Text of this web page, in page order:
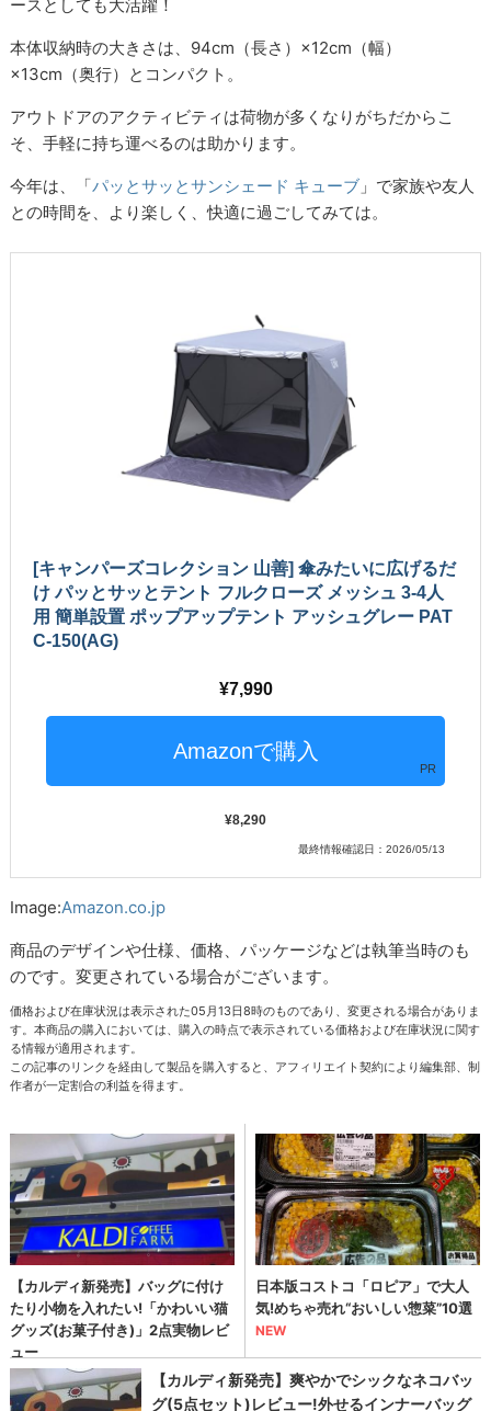
ースとしても大活躍！
本体収納時の大きさは、94cm（長さ）×12cm（幅）
×13cm（奥行）とコンパクト。
アウトドアのアクティビティは荷物が多くなりがちだからこ
そ、手軽に持ち運べるのは助かります。
今年は、「パッとサッとサンシェード キューブ 」で家族や友人
との時間を、より楽しく、快適に過ごしてみては。
[キャンパーズコレクション 山善] 傘みたいに広げるだ
け パッとサッとテント フルクローズ メッシュ 3-4人
用 簡単設置 ポップアップテント アッシュグレー PAT
C-150(AG)
7,990
PR
8,290
最終情報確認日：2026/05/13
Image:Amazon.co.jp
商品のデザインや仕様、価格、パッケージなどは執筆当時のも
のです。変更されている場合がございます。
価格および在庫状況は表示された05月13日8時のものであり、変更される場合がありま
す。本商品の購入においては、購入の時点で表示されている価格および在庫状況に関す
る情報が適用されます。
この記事のリンクを経由して製品を購入すると、アフィリエイト契約により編集部、制
作者が一定割合の利益を得ます。